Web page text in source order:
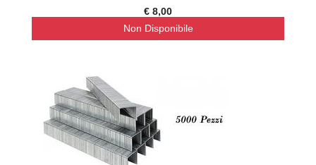
€ 8,00
Non Disponibile